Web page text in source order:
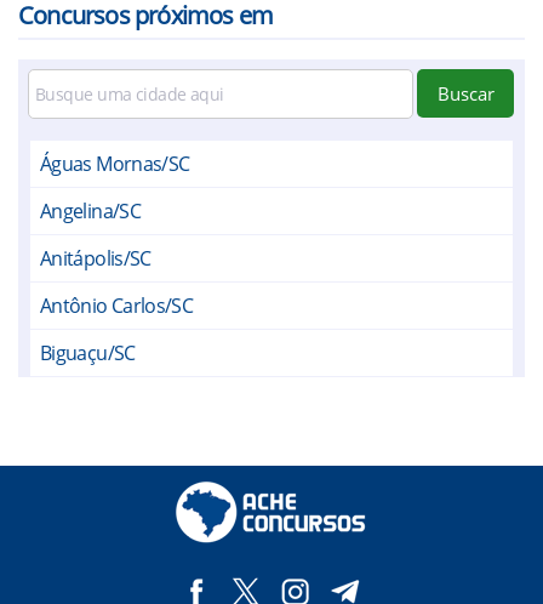
Concursos próximos em
Buscar
Águas Mornas/SC
Angelina/SC
Anitápolis/SC
Antônio Carlos/SC
Biguaçu/SC
Governador Celso Ramos/SC